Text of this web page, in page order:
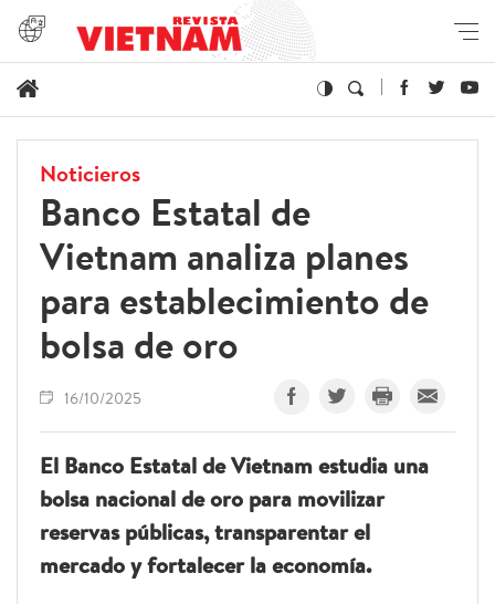
Noticieros
Banco Estatal de
Vietnam analiza planes
para establecimiento de
bolsa de oro
16/10/2025
El Banco Estatal de Vietnam estudia una
bolsa nacional de oro para movilizar
reservas públicas, transparentar el
mercado y fortalecer la economía.